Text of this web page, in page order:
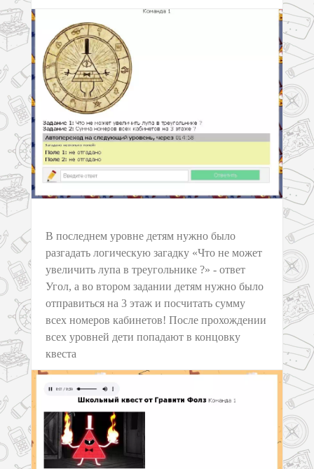
В последнем уровне детям нужно было
разгадать логическую загадку «Что не может
увеличить лупа в треугольнике ?» - ответ
Угол, а во втором задании детям нужно было
отправиться на 3 этаж и посчитать сумму
всех номеров кабинетов! После прохождении
всех уровней дети попадают в концовку
квеста